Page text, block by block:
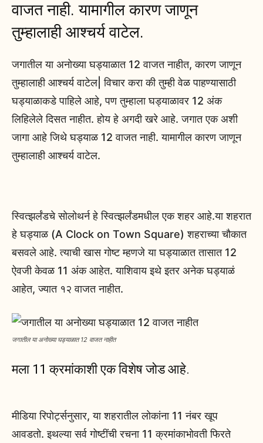
वाजत नाही. यामागील कारण जाणून
तुम्हालाही आश्चर्य वाटेल.
जगातील या अनोख्या घड्याळात 12 वाजत नाहीत, कारण जाणून
तुम्हालाही आश्चर्य वाटेल| विचार करा की तुम्ही वेळ पाहण्यासाठी
घड्याळाकडे पाहिले आहे, पण तुम्हाला घड्याळावर 12 अंक
लिहिलेले दिसत नाहीत. होय हे अगदी खरे आहे. जगात एक अशी
जागा आहे जिथे घड्याळ 12 वाजत नाही. यामागील कारण जाणून
तुम्हालाही आश्चर्य वाटेल.
स्वित्झर्लंडचे सोलोथर्न हे स्वित्झर्लंडमधील एक शहर आहे.या शहरात
हे घड्याळ (A Clock on Town Square) शहराच्या चौकात
बसवले आहे. त्याची खास गोष्ट म्हणजे या घड्याळात तासात 12
ऐवजी केवळ 11 अंक आहेत. याशिवाय इथे इतर अनेक घड्याळं
आहेत, ज्यात १२ वाजत नाहीत.
जगातील या अनोख्या घड्याळात 12 वाजत नाहीत
मला 11 क्रमांकाशी एक विशेष जोड आहे.
मीडिया रिपोर्ट्सनुसार, या शहरातील लोकांना 11 नंबर खूप
आवडतो. इथल्या सर्व गोष्टींची रचना 11 क्रमांकाभोवती फिरते